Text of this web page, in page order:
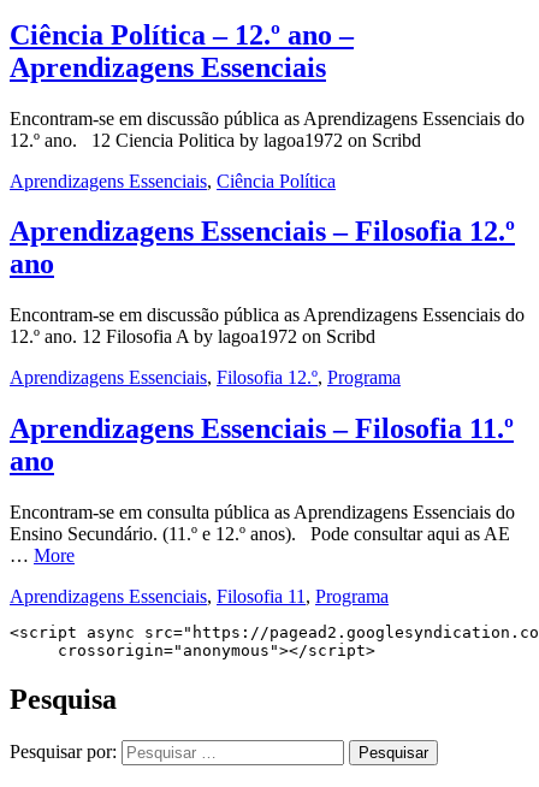
Ciência Política – 12.º ano –
Aprendizagens Essenciais
Encontram-se em discussão pública as Aprendizagens Essenciais do
12.º ano. 12 Ciencia Politica by lagoa1972 on Scribd
Aprendizagens Essenciais, Ciência Política
Aprendizagens Essenciais – Filosofia 12.º
ano
Encontram-se em discussão pública as Aprendizagens Essenciais do
12.º ano. 12 Filosofia A by lagoa1972 on Scribd
Aprendizagens Essenciais, Filosofia 12.º, Programa
Aprendizagens Essenciais – Filosofia 11.º
ano
Encontram-se em consulta pública as Aprendizagens Essenciais do
Ensino Secundário. (11.º e 12.º anos). Pode consultar aqui as AE
… More
Aprendizagens Essenciais, Filosofia 11 , Programa
<script async src="https://
     crossorigin="anonymous"></script>
Pesquisa
Pesquisar por: